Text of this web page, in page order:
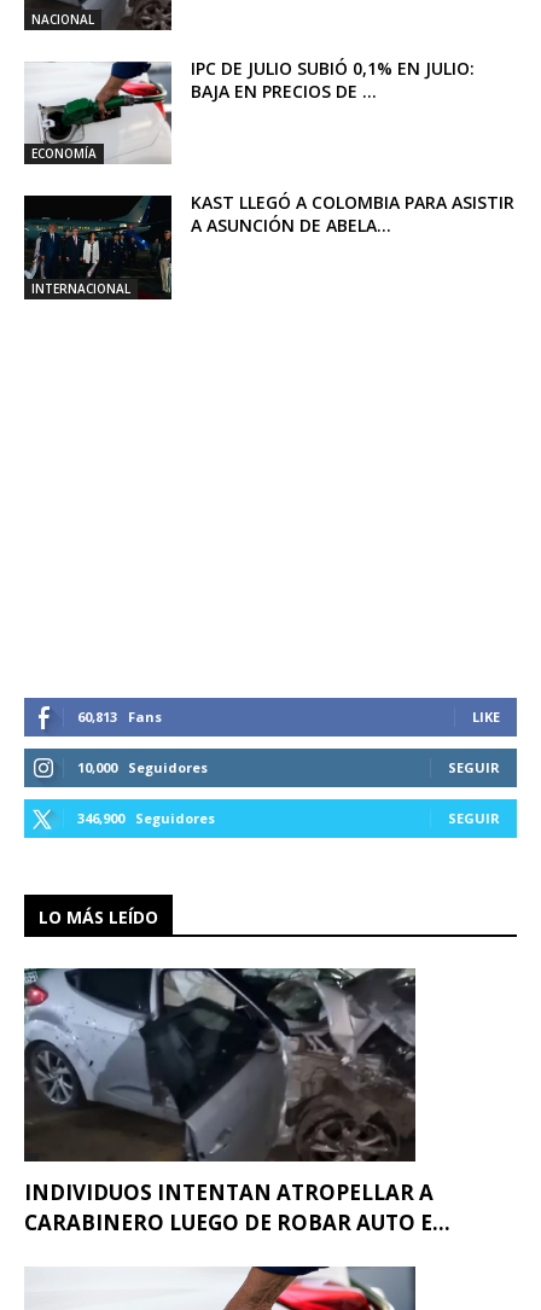
NACIONAL
ECONOMÍA
IPC DE JULIO SUBIÓ 0,1% EN JULIO:
BAJA EN PRECIOS DE ...
INTERNACIONAL
KAST LLEGÓ A COLOMBIA PARA ASISTIR
A ASUNCIÓN DE ABELA...
60,813 Fans LIKE
10,000 Seguidores SEGUIR
346,900 Seguidores SEGUIR
LO MÁS LEÍDO
INDIVIDUOS INTENTAN ATROPELLAR A
CARABINERO LUEGO DE ROBAR AUTO E...